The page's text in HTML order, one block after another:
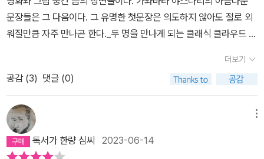
이 녹아 스며들 듯이. 책장을 덮고 나니 저자와 함께 눈 내리는 겨울날
일본 곳곳을 여행하며 가와바타 야스나리의 흔적을 찾아 다니다 온
것 같다.​ 저자는 가와바타 야스나리의 문학 세계를 두 단어로 요약한
다. '섬세한 허무'. 가와바타가 태어났을 때부터 소년 시절까지 가족들
의 죽음이 이어졌고, 청년 시절에는 첫사랑이 이유도 말하지 않고 떠
하다는 것을 남들보다 일찍 깨달았고, 환희와 분노, 선과 악을 넘어서
서 그가 닿은 곳은 허무였다. 소설의 가장 큰 미덕은 재미있는 서사라
고 생각하지만, 이 책에 인용된 가와바타의 묘사들만 읽어도 그가 섬
세하게 그려내는 허무에 압도되었다. 눈으로 온통 하얗게 물든 세상
문장들은 그 다음이다. 그 유명한 첫문장은 의도하지 않아도 절로 외
워질만큼 자주 만나곤 한다._두 명을 만나게 되는 클래식 클라우드 시
껏 만나 온 책들에선 다양했다. 변할 수 없는 존재인 거장은 그를 대하
는 시선에 따라 모습을 달리한다. 분명 그 자신이 달라지진 않는데도
전혀 다른 존재로 다가온다. 이 책을 쓴 허연 시인은 특히 ‘설국’과 ‘이
즈의 무희’를 사랑한 듯 하다. 아니 시인이 가장 사랑한 것은 거장의
눈동자 일지도 모르겠다. 시인의 시선에는 한가득의 애정과 동경이
담겨 있다. _ 거장의 삶을 엿본다는 것은 어쩌면 조금은 실망하는 일
더보기
공감 (3) 댓글 (0)
독서가 한량 심씨 2023-06-14